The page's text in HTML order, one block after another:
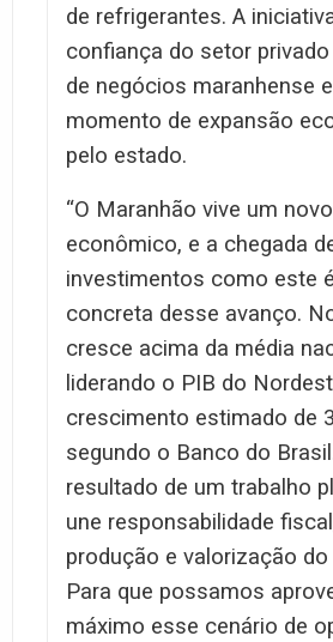
de refrigerantes. A
confiança do setor
de negócios maranhense
momento de expansão
pelo estado.
“O Maranhão vive um
econômico, e a chegada
investimentos como este
concreta desse avanço.
cresce acima da média
liderando o PIB do
crescimento estimado de
segundo o Banco do
resultado de um trabalho
une responsabilidade
produção e valorização
Para que possamos
máximo esse cenário de